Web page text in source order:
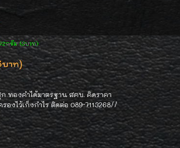
กรัม (3บาท)
บาท)
ทองคำได้มาตรฐาน สคบ. คิดราคา
งไว้เก็งกำไร ติดต่อ 089-7113268//